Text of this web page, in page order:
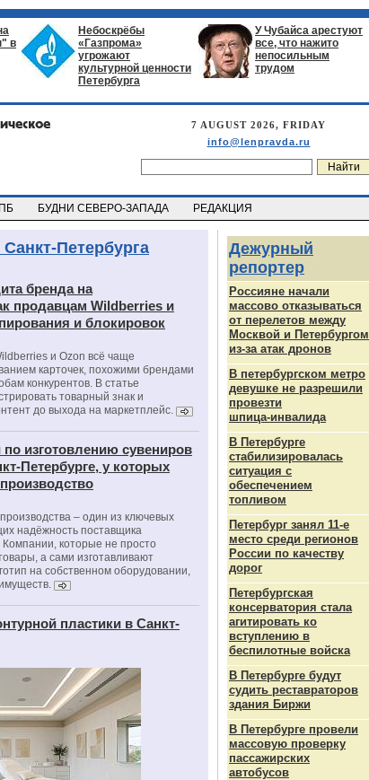
в
Небоскрёбы
«Газпрома»
угрожают
культурной ценности
Петербурга
У Чубайса арестуют
все, что нажито
непосильным
трудом
7 AUGUST 2026, FRIDAY
info@lenpravda.ru
БУДНИ СЕВЕРО-ЗАПАДА РЕДАКЦИЯ
Петербурга
бренда на
продавцам Wildberries и
и блокировок
и Ozon всё чаще
карточек, похожими брендами
конкурентов. В статье
товарный знак и
до выхода на маркетплейс.
по изготовлению сувениров
Петербурге, у которых
– один из ключевых
надёжность поставщика
которые не просто
а сами изготавливают
на собственном оборудовании,
пластики в Санкт-
Дежурный
репортер
Россияне начали
массово отказываться
от перелетов между
Москвой и Петербургом
из-за атак дронов
В петербургском метро
девушке не разрешили
провезти
шпица‑инвалида
В Петербурге
стабилизировалась
ситуация с
обеспечением
топливом
Петербург занял 11-е
место среди регионов
России по качеству
дорог
Петербургская
консерватория стала
агитировать ко
вступлению в
беспилотные войска
В Петербурге будут
судить реставраторов
здания Биржи
В Петербурге провели
массовую проверку
пассажирских
автобусов